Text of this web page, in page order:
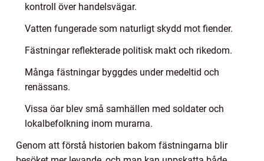
kontroll över handelsvägar.
Vatten fungerade som naturligt skydd mot fiender.
Fästningar reflekterade politisk makt och rikedom.
Många fästningar byggdes under medeltid och
renässans.
Vissa öar blev små samhällen med soldater och
lokalbefolkning inom murarna.
Genom att förstå historien bakom fästningarna blir